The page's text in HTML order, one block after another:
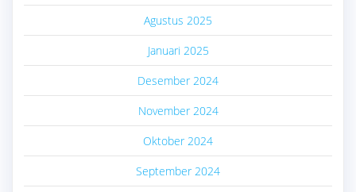
Agustus 2025
Januari 2025
Desember 2024
November 2024
Oktober 2024
September 2024